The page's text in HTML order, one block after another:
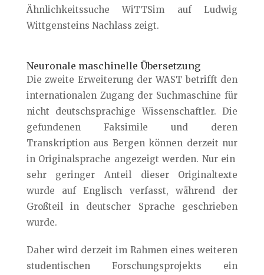
Ähnlichkeitssuche WiTTSim auf Ludwig
Wittgensteins Nachlass zeigt.
Neuronale maschinelle Übersetzung
Die zweite Erweiterung der WAST betrifft den
internationalen Zugang der Suchmaschine für
nicht deutschsprachige Wissenschaftler. Die
gefundenen Faksimile und deren
Transkription aus Bergen können derzeit nur
in Originalsprache angezeigt werden. Nur ein
sehr geringer Anteil dieser Originaltexte
wurde auf Englisch verfasst, während der
Großteil in deutscher Sprache geschrieben
wurde.
Daher wird derzeit im Rahmen eines weiteren
studentischen Forschungsprojekts ein